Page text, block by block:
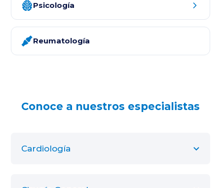
Psicología
Reumatología
Conoce a nuestros especialistas
Cardiología